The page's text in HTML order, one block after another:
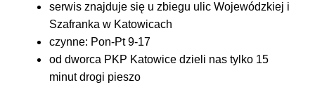
serwis znajduje się u zbiegu ulic Wojewódzkiej i
Szafranka w Katowicach
czynne: Pon-Pt 9-17
od dworca PKP Katowice dzieli nas tylko 15
minut drogi pieszo